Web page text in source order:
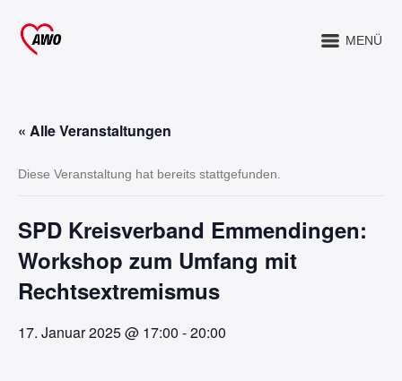
MENÜ
« Alle Veranstaltungen
Diese Veranstaltung hat bereits stattgefunden.
SPD Kreisverband Emmendingen:
Workshop zum Umfang mit
Rechtsextremismus
17. Januar 2025 @ 17:00 -20:00